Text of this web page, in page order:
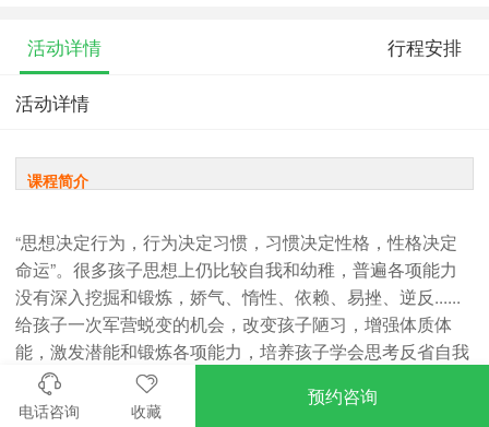
活动详情 行程安排
活动详情
课程简介
“思想决定行为，行为决定习惯，习惯决定性格，性格决定
命运”。很多孩子思想上仍比较自我和幼稚，普遍各项能力
没有深入挖掘和锻炼，娇气、惰性、依赖、易挫、逆反......
给孩子一次军营蜕变的机会，改变孩子陋习，增强体质体
能，激发潜能和锻炼各项能力，培养孩子学会思考反省自我
成长，才是给孩子最大的底气！
我是一个兵军事夏令营，铸军魂以磨练，钢铁志以熔炼，以
电话咨询 收藏
预约咨询